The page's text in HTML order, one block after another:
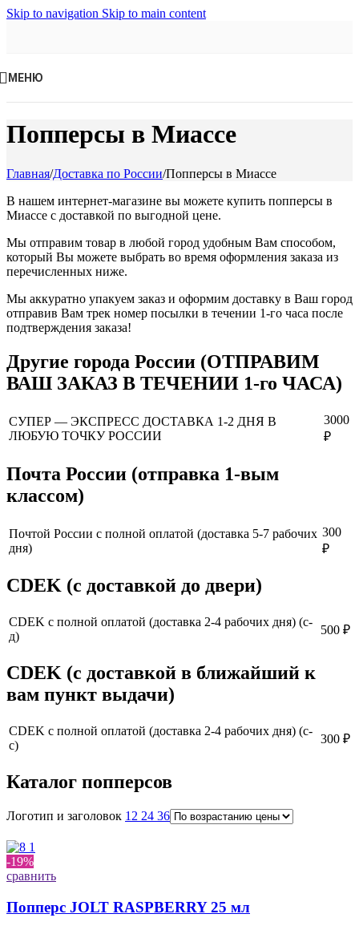
Skip to navigation Skip to main content
МЕНЮ
Попперсы в Миассе
Главная/Доставка по России/Попперсы в Миассе
В нашем интернет-магазине вы можете купить попперсы в
Миассе с доставкой по выгодной цене.
Мы отправим товар в любой город удобным Вам способом,
который Вы можете выбрать во время оформления заказа из
перечисленных ниже.
Мы аккуратно упакуем заказ и оформим доставку в Ваш город
отправив Вам трек номер посылки в течении 1-го часа после
подтверждения заказа!
Другие города России (ОТПРАВИМ
ВАШ ЗАКАЗ В ТЕЧЕНИИ 1-го ЧАСА)
СУПЕР — ЭКСПРЕСС ДОСТАВКА 1-2 ДНЯ В
ЛЮБУЮ ТОЧКУ РОССИИ
3000
₽
Почта России (отправка 1-вым
классом)
Почтой России с полной оплатой (доставка 5-7 рабочих
дня)
300
₽
CDEK (с доставкой до двери)
CDEK с полной оплатой (доставка 2-4 рабочих дня) (с-
д)
500 ₽
CDEK (с доставкой в ближайший к
вам пункт выдачи)
CDEK с полной оплатой (доставка 2-4 рабочих дня) (с-
с)
300 ₽
Каталог попперсов
Логотип и заголовок 12 24 36
-19%
сравнить
Попперс JOLT RASPBERRY 25 мл